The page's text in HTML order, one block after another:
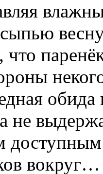
что
не
вокруг…